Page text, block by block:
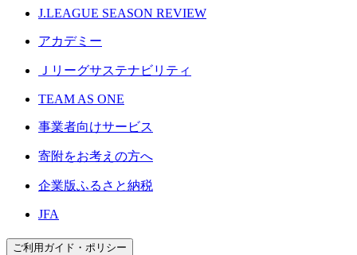
J.LEAGUE SEASON REVIEW
アカデミー
Ｊリーグサステナビリティ
TEAM AS ONE
事業者向けサービス
寄附をお考えの方へ
企業版ふるさと納税
JFA
ご利用ガイド・ポリシー